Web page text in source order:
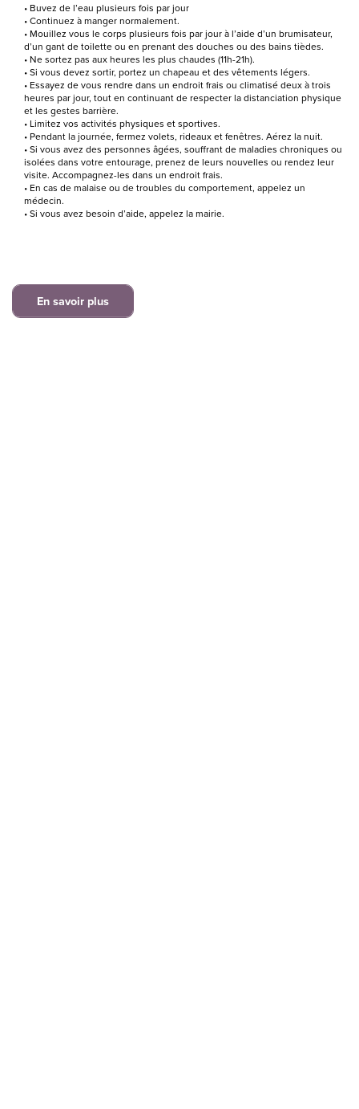
Buvez de l’eau plusieurs fois par jour
Continuez à manger normalement.
Mouillez vous le corps plusieurs fois par jour à l’aide d’un brumisateur,
d’un gant de toilette ou en prenant des douches ou des bains tièdes.
Ne sortez pas aux heures les plus chaudes (11h-21h).
Si vous devez sortir, portez un chapeau et des vêtements légers.
Essayez de vous rendre dans un endroit frais ou climatisé deux à trois
heures par jour, tout en continuant de respecter la distanciation physique
et les gestes barrière.
Limitez vos activités physiques et sportives.
Pendant la journée, fermez volets, rideaux et fenêtres. Aérez la nuit.
Si vous avez des personnes âgées, souffrant de maladies chroniques ou
isolées dans votre entourage, prenez de leurs nouvelles ou rendez leur
visite. Accompagnez-les dans un endroit frais.
En cas de malaise ou de troubles du comportement, appelez un
médecin.
Si vous avez besoin d’aide, appelez la mairie.
En savoir plus